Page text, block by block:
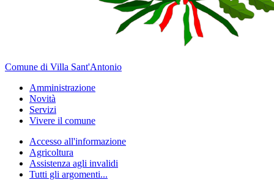
Comune di Villa Sant'Antonio
Amministrazione
Novità
Servizi
Vivere il comune
Accesso all'informazione
Agricoltura
Assistenza agli invalidi
Tutti gli argomenti...